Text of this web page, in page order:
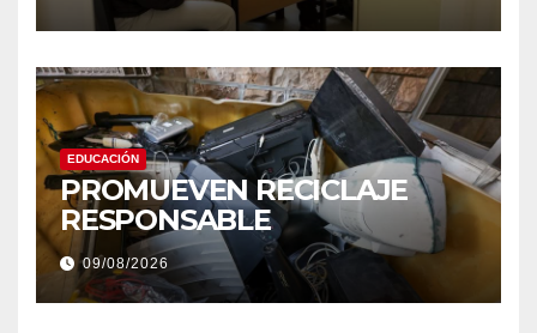
EDUCACIÓN
PROMUEVEN RECICLAJE
RESPONSABLE
09/08/2026